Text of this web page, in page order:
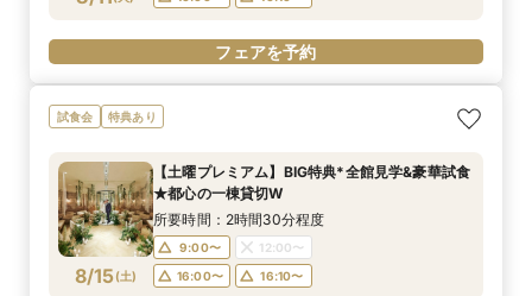
フェアを予約
試食会 特典あり
8/15(土)
【土曜プレミアム】BIG特典*全館見学&豪華試食
★都心の一棟貸切W
所要時間：2時間30分程度
9:00〜
12:00〜
16:00〜
16:10〜